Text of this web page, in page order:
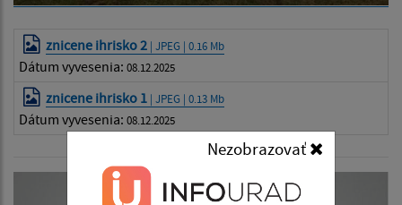
Nezobrazovať
znicene ihrisko 2 | JPEG | 0.16 Mb
Dátum vyvesenia: 08.12.2025
znicene ihrisko 1 | JPEG | 0.13 Mb
Dátum vyvesenia: 08.12.2025